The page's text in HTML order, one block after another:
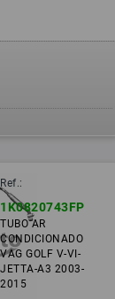
Ref.:
1K0820743FP
TUBO AR
CONDICIONADO
VAG GOLF V-VI-
JETTA-A3 2003-
2015